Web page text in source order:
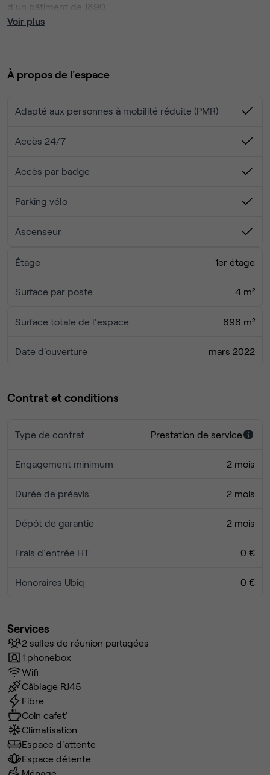
d'un bâtiment de 1890.
Vous y trouverez des espaces de travail flexibles et
entreprise, que vous recherchiez des bureaux privés, des
Passez des journées sans entrave grâce à notre connexion
Contactez nous via le formulaire pour organiser une visite !
Voir plus
À propos de l'espace
Adapté aux personnes à mobilité réduite (PMR)
Accès 24/7
Accès par badge
Parking vélo
Ascenseur
Étage 1er étage
Surface par poste 4 m²
Surface totale de l'espace 898 m²
Date d'ouverture mars 2022
Contrat et conditions
Type de contrat Prestation de service
Engagement minimum 2 mois
Durée de préavis 2 mois
Dépôt de garantie 2 mois
Frais d'entrée HT 0 €
Honoraires Ubiq 0 €
Services
2 salles de réunion partagées
1 phonebox
Wifi
Câblage RJ45
Fibre
Coin cafet'
Climatisation
Espace d'attente
Espace détente